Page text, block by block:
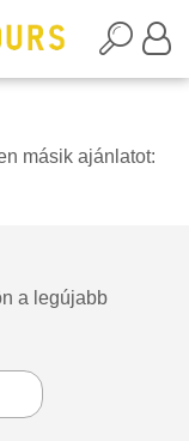
másik ajánlatot:
a legújabb